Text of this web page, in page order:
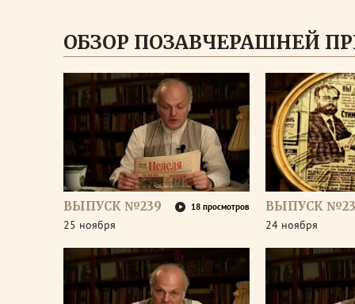
ОБЗОР ПОЗАВЧЕРАШНЕЙ
ВЫПУСК №239 18 просмотров
25 ноября
ВЫПУСК
24 ноября